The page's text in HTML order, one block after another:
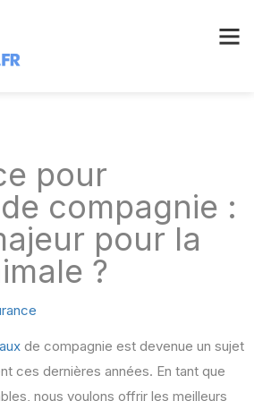
pour
compagnie :
pour la
?
de compagnie est devenue un sujet
ces dernières années. En tant que
nous voulons offrir les meilleurs